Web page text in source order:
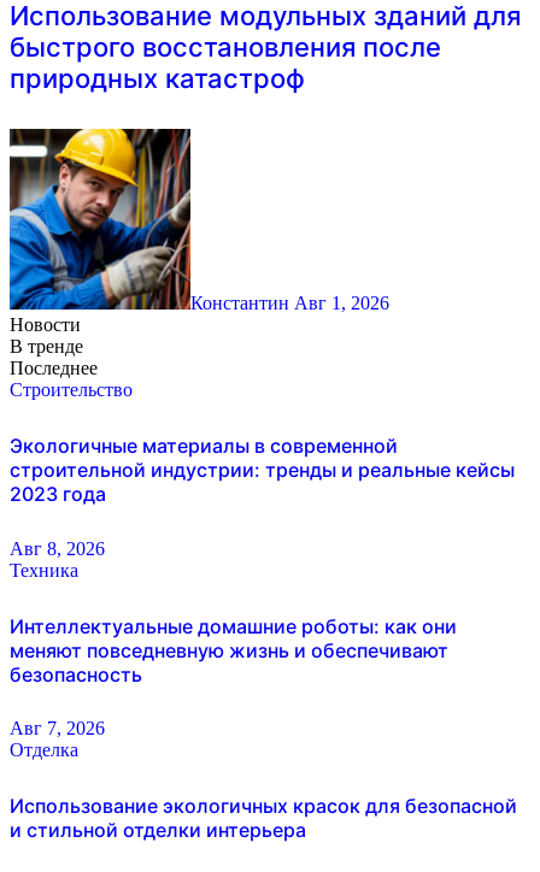
Использование модульных зданий для
быстрого восстановления после
природных катастроф
Константин Авг 1, 2026
Новости
В тренде
Последнее
Строительство
Экологичные материалы в современной
строительной индустрии: тренды и реальные кейсы
2023 года
Авг 8, 2026
Техника
Интеллектуальные домашние роботы: как они
меняют повседневную жизнь и обеспечивают
безопасность
Авг 7, 2026
Отделка
Использование экологичных красок для безопасной
и стильной отделки интерьера